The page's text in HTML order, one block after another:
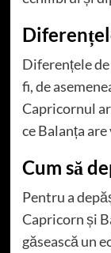
Diferențele
fi, de
Capricornul
ce Balanța
Cum să
Pentru a
Capricorn și
găsească un